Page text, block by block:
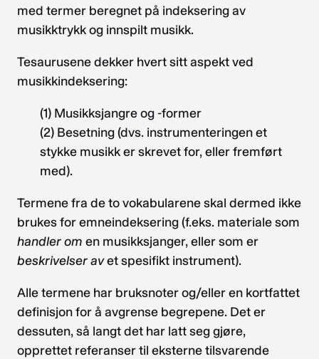
med termer beregnet på indeksering av
musikktrykk og innspilt musikk.
Tesaurusene dekker hvert sitt aspekt ved
musikkindeksering:
(1) Musikksjangre og -former
(2) Besetning (dvs. instrumenteringen et
stykke musikk er skrevet for, eller fremført
med).
Termene fra de to vokabularene skal dermed ikke
brukes for emneindeksering (f.eks. materiale som
handlerom en musikksjanger, eller som er
beskrivelseravet spesifikt instrument).
Alle termene har bruksnoter og/eller en kortfattet
definisjon for å avgrense begrepene. Det er
dessuten, så langt det har latt seg gjøre,
opprettet referanser til eksterne tilsvarende